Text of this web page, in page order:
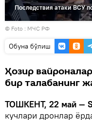
Последствия атаки ВСУ
© Foto : МЧС РФ
Oбуна бўлиш
Ҳозир
бир талабанинг
ТОШКЕНТ, 22 май —
кучлари дронлар